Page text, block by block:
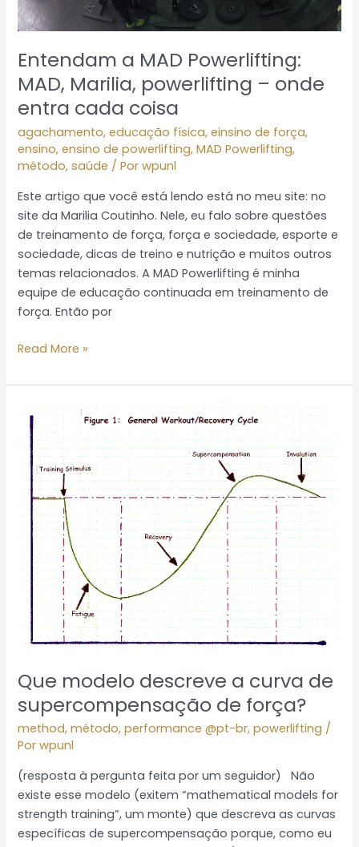
Entendam a MAD Powerlifting:
MAD, Marilia, powerlifting – onde
entra cada coisa
agachamento,educação física,einsino de força,
ensino,ensino de powerlifting,MAD Powerlifting,
método,saúde / Porwpunl
Este artigo que você está lendo está no meu site: no
site da Marilia Coutinho. Nele, eu falo sobre questões
de treinamento de força, força e sociedade, esporte e
sociedade, dicas de treino e nutrição e muitos outros
temas relacionados. A MAD Powerlifting é minha
equipe de educação continuada em treinamento de
força. Então por
coisa
Read More »
Que modelo descreve a curva de
supercompensação de força?
method,método,performance @pt-br,powerlifting /
Porwpunl
(resposta à pergunta feita por um seguidor) Não
existe esse modelo (exitem “mathematical models for
strength training”, um monte) que descreva as curvas
específicas de supercompensação porque, como eu
Que
modelo
descreve
a
curva
de
supercompensação
de
força?